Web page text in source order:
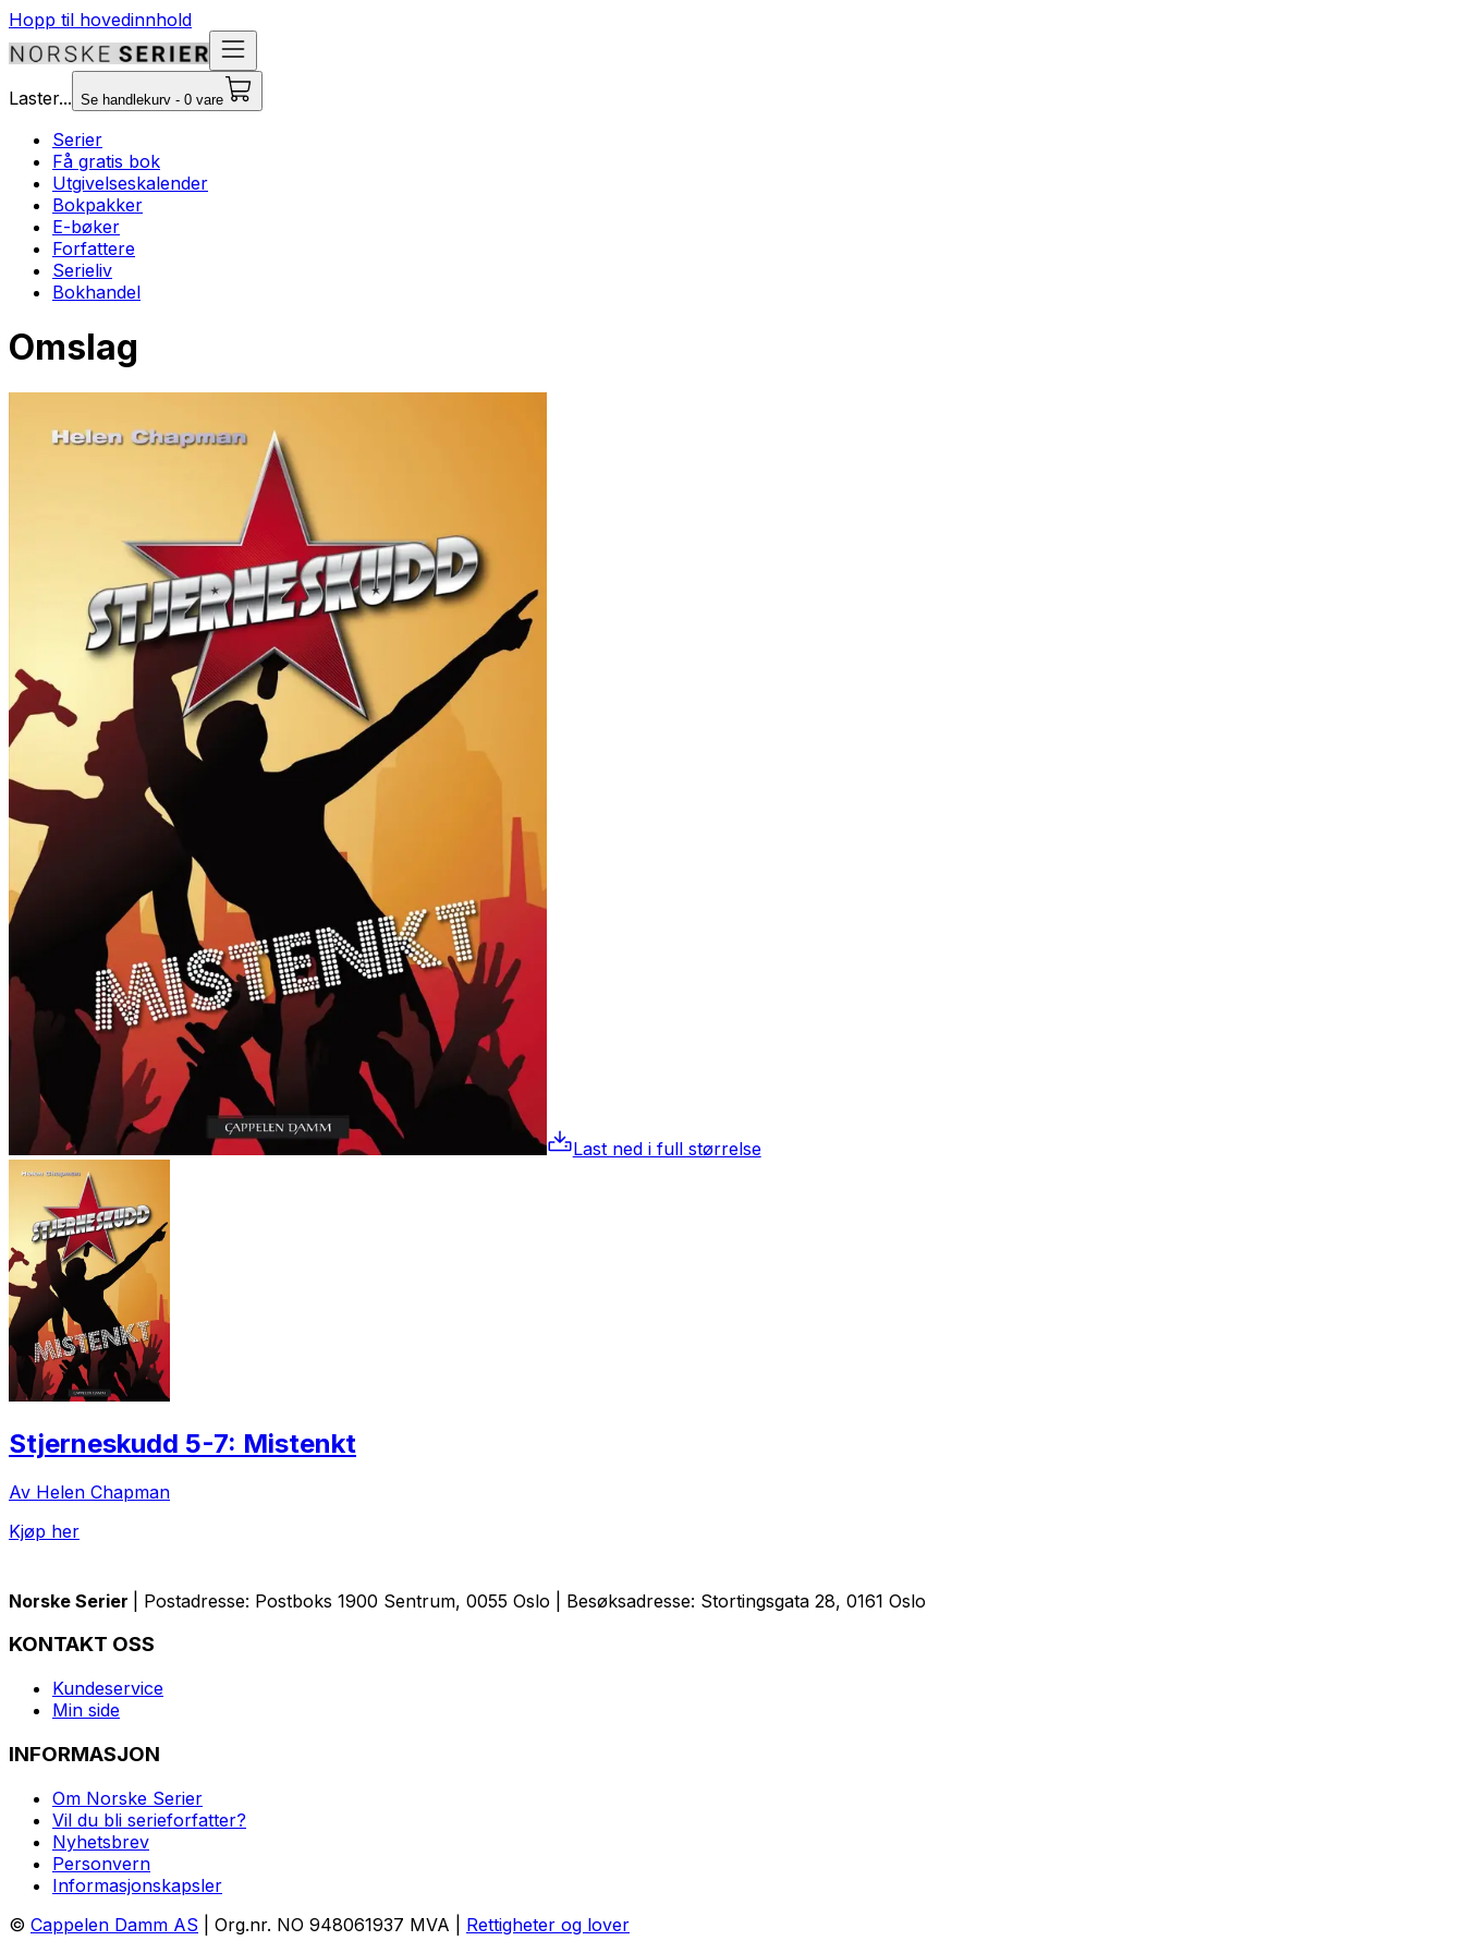
Hopp til hovedinnhold
Laster... Se handlekurv - 0 vare
Serier
Få gratis bok
Utgivelseskalender
Bokpakker
E-bøker
Forfattere
Serieliv
Bokhandel
Omslag
Last ned i full størrelse
Stjerneskudd 5-7: Mistenkt
Av Helen Chapman
Kjøp her
Norske Serier | Postadresse: Postboks 1900 Sentrum, 0055 Oslo | Besøksadresse: Stortingsgata 28, 0161 Oslo
KONTAKT OSS
Kundeservice
Min side
INFORMASJON
Om Norske Serier
Vil du bli serieforfatter?
Nyhetsbrev
Personvern
Informasjonskapsler
© Cappelen Damm AS | Org.nr. NO 948061937 MVA | Rettigheter og lover